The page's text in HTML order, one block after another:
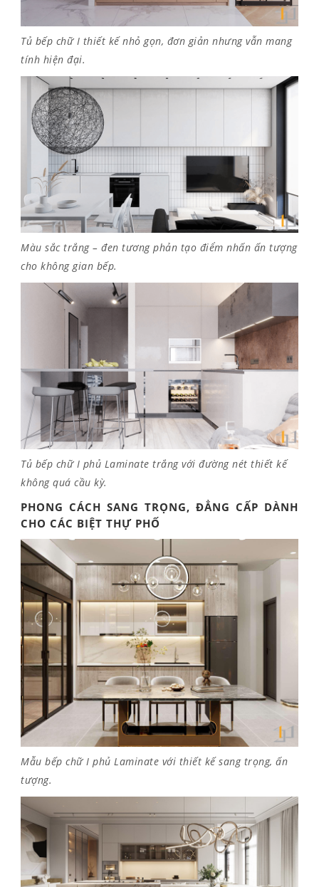
Tủ bếp chữ I thiết kế nhỏ gọn, đơn giản nhưng vẫn mang
tính hiện đại.
Màu sắc trắng – đen tương phản tạo điểm nhấn ấn tượng
cho không gian bếp.
Tủ bếp chữ I phủ Laminate trắng với đường nét thiết kế
không quá cầu kỳ.
PHONG CÁCH SANG TRỌNG, ĐẲNG CẤP DÀNH
CHO CÁC BIỆT THỰ PHỐ
Mẫu bếp chữ I phủ Laminate với thiết kế sang trọng, ấn
tượng.